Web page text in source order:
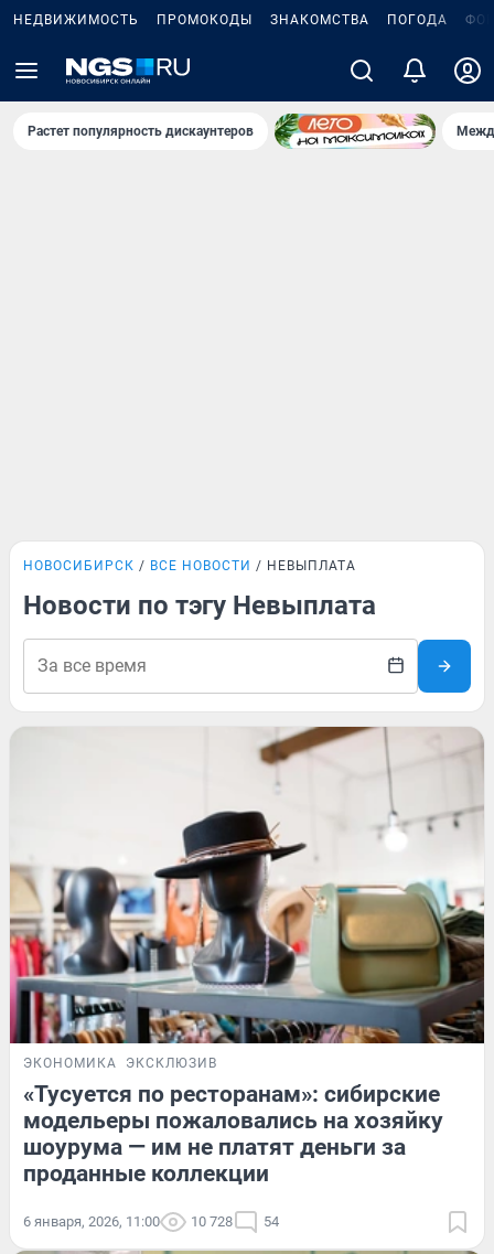
НЕДВИЖИМОСТЬ ПРОМОКОДЫ ЗНАКОМСТВА ПОГОДА
Растет популярность дискаунтеров
НОВОСИБИРСК ВСЕ НОВОСТИ НЕВЫПЛАТА
Новости по тэгу Невыплата
ЭКОНОМИКА ЭКСКЛЮЗИВ
«Тусуется по ресторанам»: сибирские
модельеры пожаловались на хозяйку
шоурума — им не платят деньги за
проданные коллекции
6 января, 2026, 11:00 10 728 54